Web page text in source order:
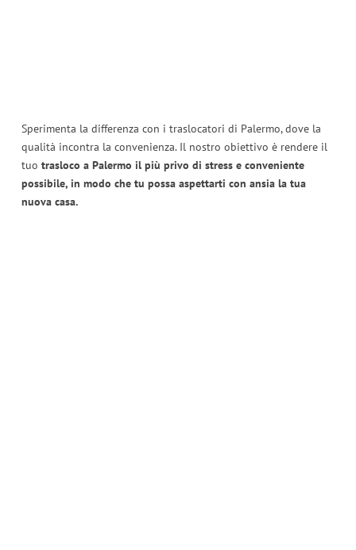
Sperimenta la differenza con i traslocatori di Palermo, dove la
qualità incontra la convenienza. Il nostro obiettivo è rendere il
tuo trasloco a Palermo il più privo di stress e conveniente
possibile, in modo che tu possa aspettarti con ansia la tua
nuova casa.